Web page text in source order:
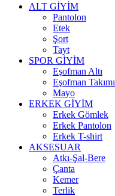
ALT GİYİM
Pantolon
Etek
Şort
Tayt
SPOR GİYİM
Eşofman Altı
Eşofman Takımı
Mayo
ERKEK GİYİM
Erkek Gömlek
Erkek Pantolon
Erkek T-shirt
AKSESUAR
Atkı-Şal-Bere
Çanta
Kemer
Terlik